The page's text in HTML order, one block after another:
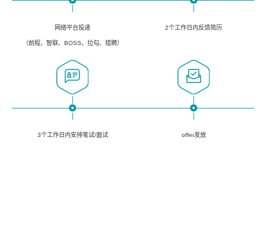
网络平台投递
（前程、智联、BOSS、拉勾、猎聘）
2个工作日内反馈简历
3个工作日内安排笔试/面试 offer发放